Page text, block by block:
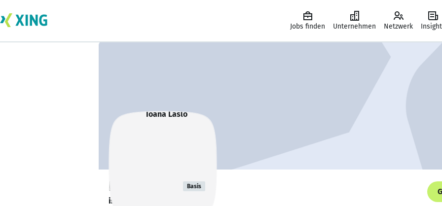
Jobs finden Unternehmen Netzwerk
Ioana Laslo Basis
ist offen für Projekte. 🔎